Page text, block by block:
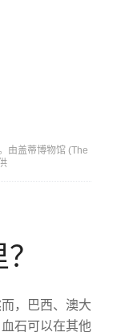
由盖蒂博物馆 (The
，巴西、澳大
石可以在其他